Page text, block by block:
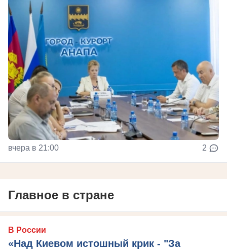
вчера в 21:00 2
Главное в стране
В России
«Над Киевом истошный крик - "За